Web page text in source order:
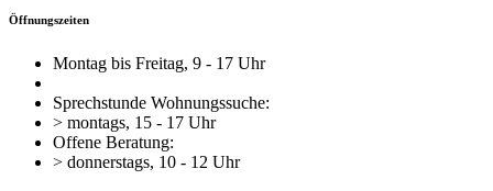
Öffnungszeiten
Montag bis Freitag, 9 - 17 Uhr
Sprechstunde Wohnungssuche:
> montags, 15 - 17 Uhr
Offene Beratung:
> donnerstags, 10 - 12 Uhr